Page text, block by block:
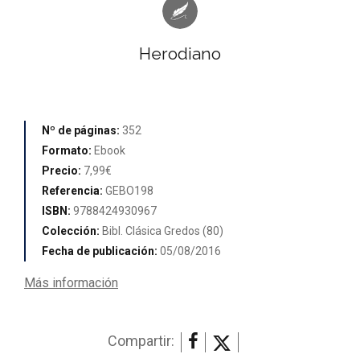
Herodiano
Nº de páginas: 352
Formato: Ebook
Precio: 7,99€
Referencia: GEBO198
ISBN: 9788424930967
Colección: Bibl. Clásica Gredos (80)
Fecha de publicación: 05/08/2016
Más información
Compartir: